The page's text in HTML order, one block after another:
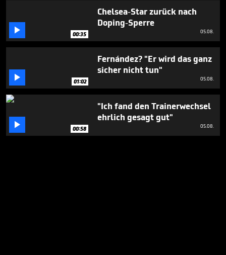
 00:35
Chelsea-Star zurück nach
Doping-Sperre
05.08.
 01:02
Fernández? "Er wird das ganz
sicher nicht tun"
05.08.
 00:58
"Ich fand den Trainerwechsel
ehrlich gesagt gut"
05.08.